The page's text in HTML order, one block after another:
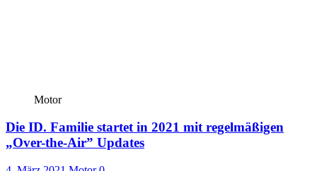
Motor
Die ID. Familie startet in 2021 mit regelmäßigen
„Over-the-Air” Updates